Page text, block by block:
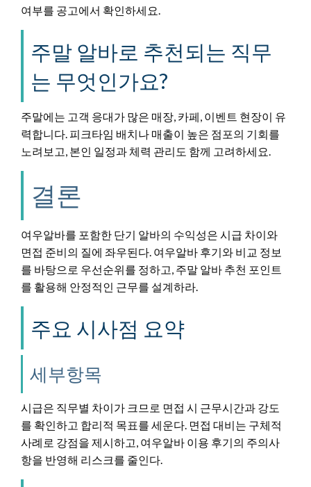
여부를 공고에서 확인하세요.
주말 알바로 추천되는 직무
는 무엇인가요?
주말에는 고객 응대가 많은 매장, 카페, 이벤트 현장이 유
력합니다. 피크타임 배치나 매출이 높은 점포의 기회를
노려보고, 본인 일정과 체력 관리도 함께 고려하세요.
결론
여우알바를 포함한 단기 알바의 수익성은 시급 차이와
면접 준비의 질에 좌우된다. 여우알바 후기와 비교 정보
를 바탕으로 우선순위를 정하고, 주말 알바 추천 포인트
를 활용해 안정적인 근무를 설계하라.
주요 시사점 요약
세부항목
시급은 직무별 차이가 크므로 면접 시 근무시간과 강도
를 확인하고 합리적 목표를 세운다. 면접 대비는 구체적
사례로 강점을 제시하고, 여우알바 이용 후기의 주의사
항을 반영해 리스크를 줄인다.